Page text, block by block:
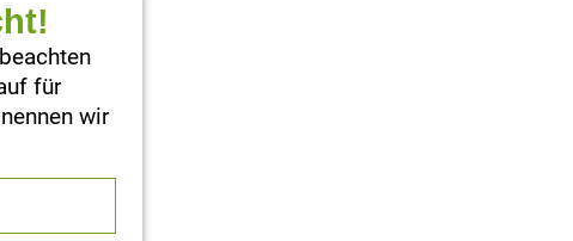
für
wir